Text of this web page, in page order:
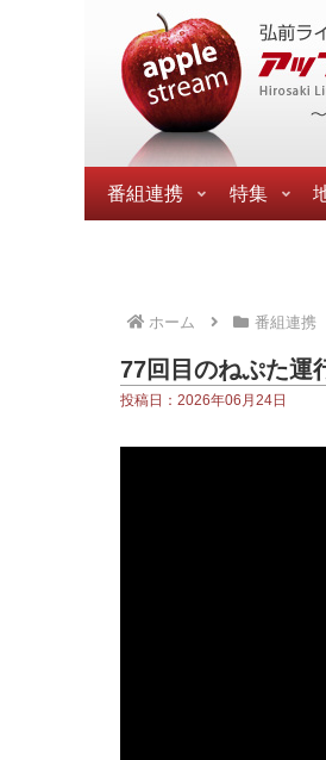
番組連携 特集
ホーム 番組連携
77回目のねぷた
投稿日：2026年06月24日